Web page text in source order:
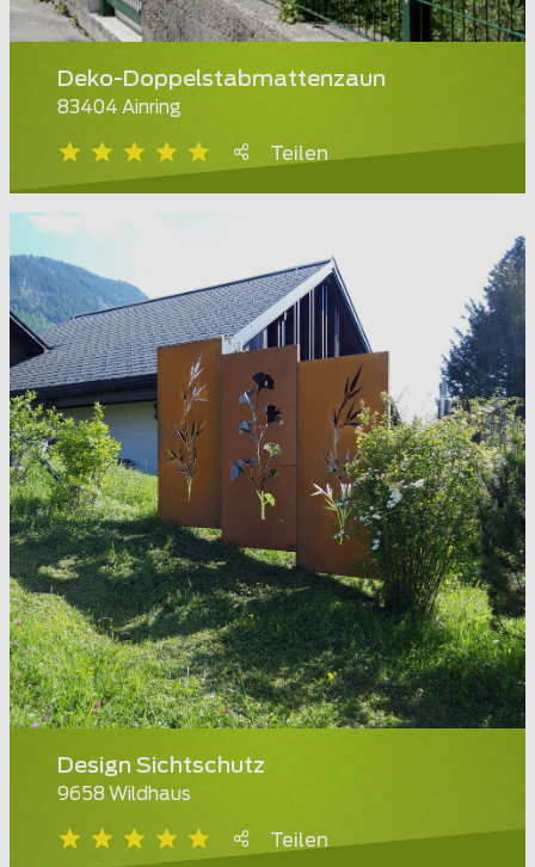
Deko-Doppelstabmattenzaun
83404 Ainring
Teilen
Design Sichtschutz
9658 Wildhaus
Teilen